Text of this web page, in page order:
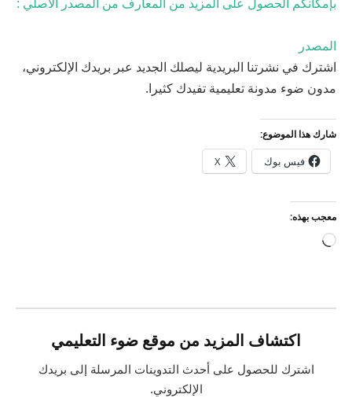
المصدر
اشترك في نشرتنا البريدية ليصلك الجديد عبر بريدك الإلكتروني،
مدون ضوء مدونة تعليمية تفيدك كثيرا.
شارك هذا الموضوع:
فيس بوك X
معجب بهذه:
جاري
اكتشاف المزيد من موقع ضوء التعليمي
اشترك للحصول على أحدث التدوينات المرسلة إلى بريدك
الإلكتروني.